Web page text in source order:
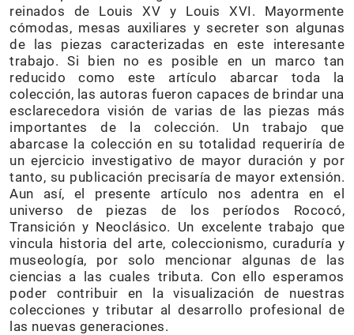
reinados de Louis XV y Louis XVI. Mayormente
cómodas, mesas auxiliares y secreter son algunas
de las piezas caracterizadas en este interesante
trabajo. Si bien no es posible en un marco tan
reducido como este artículo abarcar toda la
colección, las autoras fueron capaces de brindar una
esclarecedora visión de varias de las piezas más
importantes de la colección. Un trabajo que
abarcase la colección en su totalidad requeriría de
un ejercicio investigativo de mayor duración y por
tanto, su publicación precisaría de mayor extensión.
Aun así, el presente artículo nos adentra en el
universo de piezas de los períodos Rococó,
Transición y Neoclásico. Un excelente trabajo que
vincula historia del arte, coleccionismo, curaduría y
museología, por solo mencionar algunas de las
ciencias a las cuales tributa. Con ello esperamos
poder contribuir en la visualización de nuestras
colecciones y tributar al desarrollo profesional de
las nuevas generaciones.